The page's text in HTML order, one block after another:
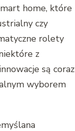
home, które
czy
rolety
z
są coraz
wyborem